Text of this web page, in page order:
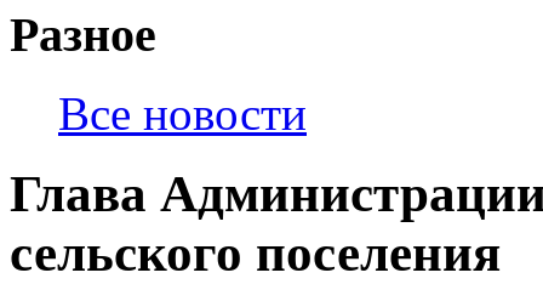
Разное
Все новости
Глава
сельского поселения